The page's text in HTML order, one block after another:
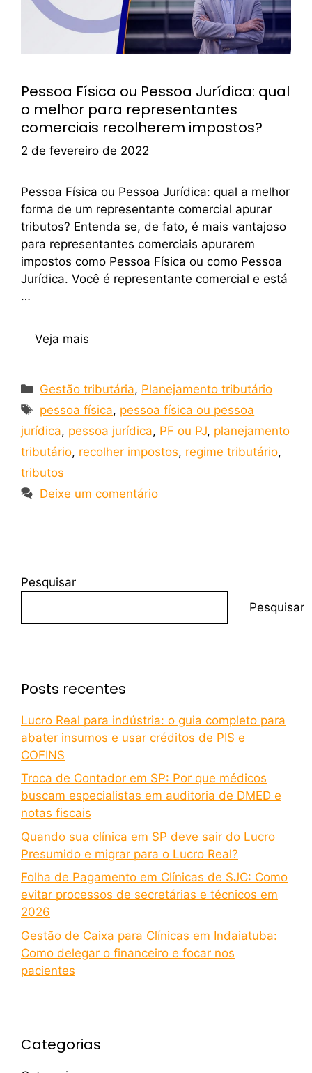
Pessoa Física ou Pessoa Jurídica: qual
o melhor para representantes
comerciais recolherem impostos?
2 de fevereiro de 2022
Pessoa Física ou Pessoa Jurídica: qual a melhor
forma de um representante comercial apurar
tributos? Entenda se, de fato, é mais vantajoso
para representantes comerciais apurarem
impostos como Pessoa Física ou como Pessoa
Jurídica. Você é representante comercial e está
…
Veja mais
Gestão tributária, Planejamento tributário
pessoa física, pessoa física ou pessoa
jurídica, pessoa jurídica, PF ou PJ, planejamento
tributário, recolher impostos, regime tributário,
tributos
Deixe um comentário
Pesquisar
Pesquisar
Posts recentes
Lucro Real para indústria: o guia completo para
abater insumos e usar créditos de PIS e
COFINS
Troca de Contador em SP: Por que médicos
buscam especialistas em auditoria de DMED e
notas fiscais
Quando sua clínica em SP deve sair do Lucro
Presumido e migrar para o Lucro Real?
Folha de Pagamento em Clínicas de SJC: Como
evitar processos de secretárias e técnicos em
2026
Gestão de Caixa para Clínicas em Indaiatuba:
Como delegar o financeiro e focar nos
pacientes
Categorias